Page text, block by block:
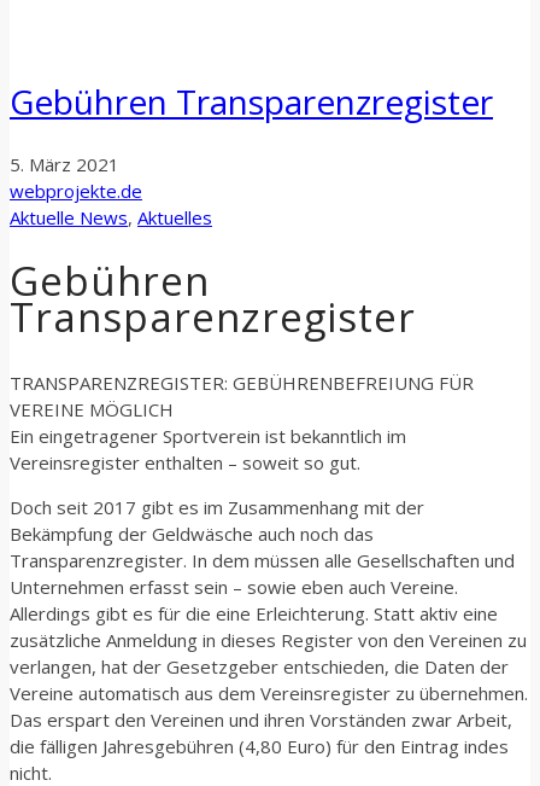
Gebühren Transparenzregister
5. März 2021
webprojekte.de
Aktuelle News, Aktuelles
Gebühren
Transparenzregister
TRANSPARENZREGISTER: GEBÜHRENBEFREIUNG FÜR
VEREINE MÖGLICH
Ein eingetragener Sportverein ist bekanntlich im
Vereinsregister enthalten – soweit so gut.
Doch seit 2017 gibt es im Zusammenhang mit der
Bekämpfung der Geldwäsche auch noch das
Transparenzregister. In dem müssen alle Gesellschaften und
Unternehmen erfasst sein – sowie eben auch Vereine.
Allerdings gibt es für die eine Erleichterung. Statt aktiv eine
zusätzliche Anmeldung in dieses Register von den Vereinen zu
verlangen, hat der Gesetzgeber entschieden, die Daten der
Vereine automatisch aus dem Vereinsregister zu übernehmen.
Das erspart den Vereinen und ihren Vorständen zwar Arbeit,
die fälligen Jahresgebühren (4,80 Euro) für den Eintrag indes
nicht.